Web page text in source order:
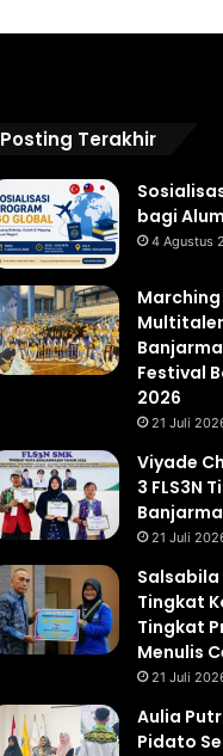
Posting Terakhir
bagi
4 Agustus
Marching
Festival
2026
21 Juli
Viyade
3 FLS3N
21 Juli
Salsabila
Tingkat
Tingkat
Menulis
21 Juli
Aulia
Pidato